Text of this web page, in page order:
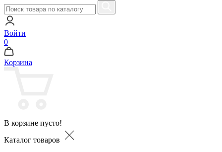
Войти
0
Корзина
В корзине пусто!
Каталог товаров